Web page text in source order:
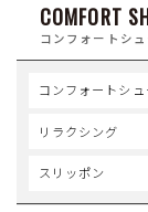
COMFORT
コンフォートシュ
コンフォートシュ
リラクシング
スリッポン